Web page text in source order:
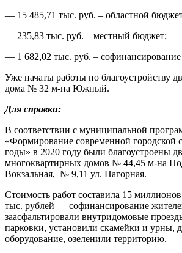
— 15 485,71 тыс. руб. – областной
— 235,83 тыс. руб. – местный бюджет;
— 1 682,02 тыс. руб. –
Уже начаты работы по благоустройству
дома № 32 м-на Южный.
Для справки:
В соответствии с муниципальной
«Формирование современной городской
годы» в 2020 году были благоустроены
многоквартирных домов № 44,45 м-на
Вокзальная, № 9,11 ул. Нагорная.
Стоимость работ составила 15
тыс. рублей — софинансирование
заасфальтировали внутридомовые
парковки, установили скамейки и урны,
оборудование, озеленили территорию.